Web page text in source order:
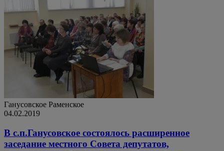
Ганусовское Раменское
04.02.2019
В с.п.Ганусовское состоялось расширенное
заседание местного Совета депутатов,